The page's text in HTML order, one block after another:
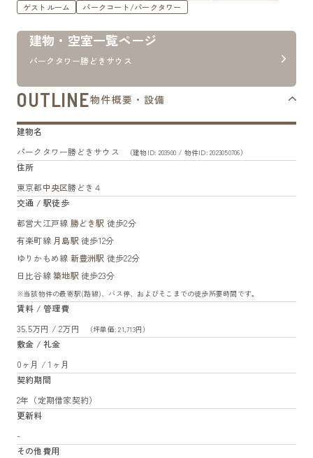
ゲストルーム
パークコート/パークタワー
建物・空室一覧ページ
パークタワー勝どきサウス
OUTLINE物件概要・設備
建物名
パークタワー勝どきサウス
（建物ID: 203900 / 物件ID: 2023050706）
住所
東京都中央区勝どき４
交通 / 駅徒歩
都営大江戸線 勝どき駅 徒歩2分
有楽町線 月島駅 徒歩12分
ゆりかもめ線 新豊洲駅 徒歩22分
日比谷線築地駅 徒歩23分
※当該物件の最寄駅(路線)、バス停、およびそこまでの徒歩所要時間です。
賃料 / 管理費
35.5万円 / 2万円
（坪単価: 21,713円）
敷金 / 礼金
0ヶ月 / 1ヶ月
契約期間
2年（定期借家契約）
更新料
-
その他費用